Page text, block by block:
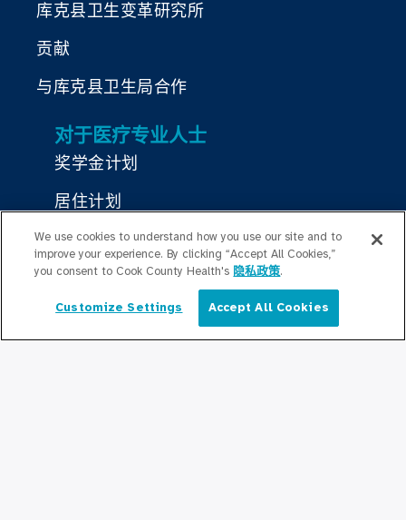
库克县卫生变革研究所
贡献
与库克县卫生局合作
对于医疗专业人士
奖学金计划
居住计划
Graduate Medical
Education/Professional Education
简体中文
We use cookies to understand how you use our site and to
improve your experience. By clicking “Accept All Cookies,”
you consent to Cook County Health's 隐私政策.
Customize Settings Accept All Cookies